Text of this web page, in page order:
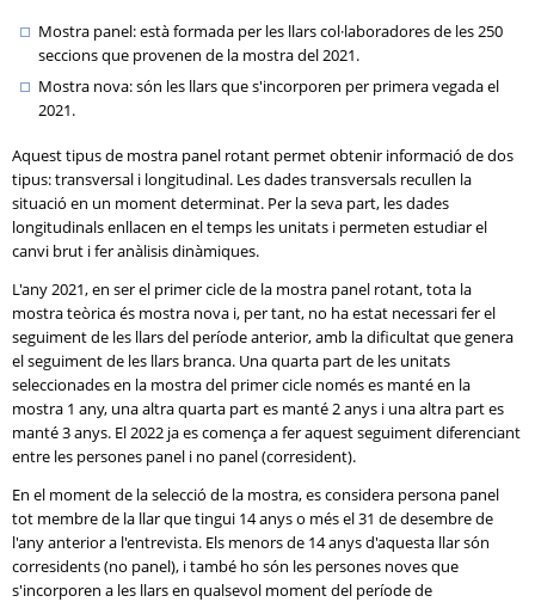
Mostra panel: està formada per les llars col·laboradores de les 250
seccions que provenen de la mostra del 2021.
Mostra nova: són les llars que s'incorporen per primera vegada el
2021.
Aquest tipus de mostra panel rotant permet obtenir informació de dos
tipus: transversal i longitudinal. Les dades transversals recullen la
situació en un moment determinat. Per la seva part, les dades
longitudinals enllacen en el temps les unitats i permeten estudiar el
canvi brut i fer anàlisis dinàmiques.
L'any 2021, en ser el primer cicle de la mostra panel rotant, tota la
mostra teòrica és mostra nova i, per tant, no ha estat necessari fer el
seguiment de les llars del període anterior, amb la dificultat que genera
el seguiment de les llars branca. Una quarta part de les unitats
seleccionades en la mostra del primer cicle només es manté en la
mostra 1 any, una altra quarta part es manté 2 anys i una altra part es
manté 3 anys. El 2022 ja es comença a fer aquest seguiment diferenciant
entre les persones panel i no panel (corresident).
En el moment de la selecció de la mostra, es considera persona panel
tot membre de la llar que tingui 14 anys o més el 31 de desembre de
l'any anterior a l'entrevista. Els menors de 14 anys d'aquesta llar són
corresidents (no panel), i també ho són les persones noves que
s'incorporen a les llars en qualsevol moment del període de